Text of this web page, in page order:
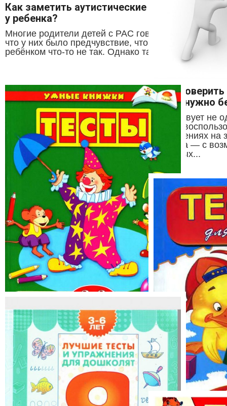
Как заметить аутистические черты
у ребенка?
Многие родители детей с РАС говорят,
что у них было предчувствие, что с
ребёнком что-то не так. Однако такое...
Как
когда нужно
Существует не
можно
подозрениях на
ребёнка — с
аутичных...
Тесты для детей